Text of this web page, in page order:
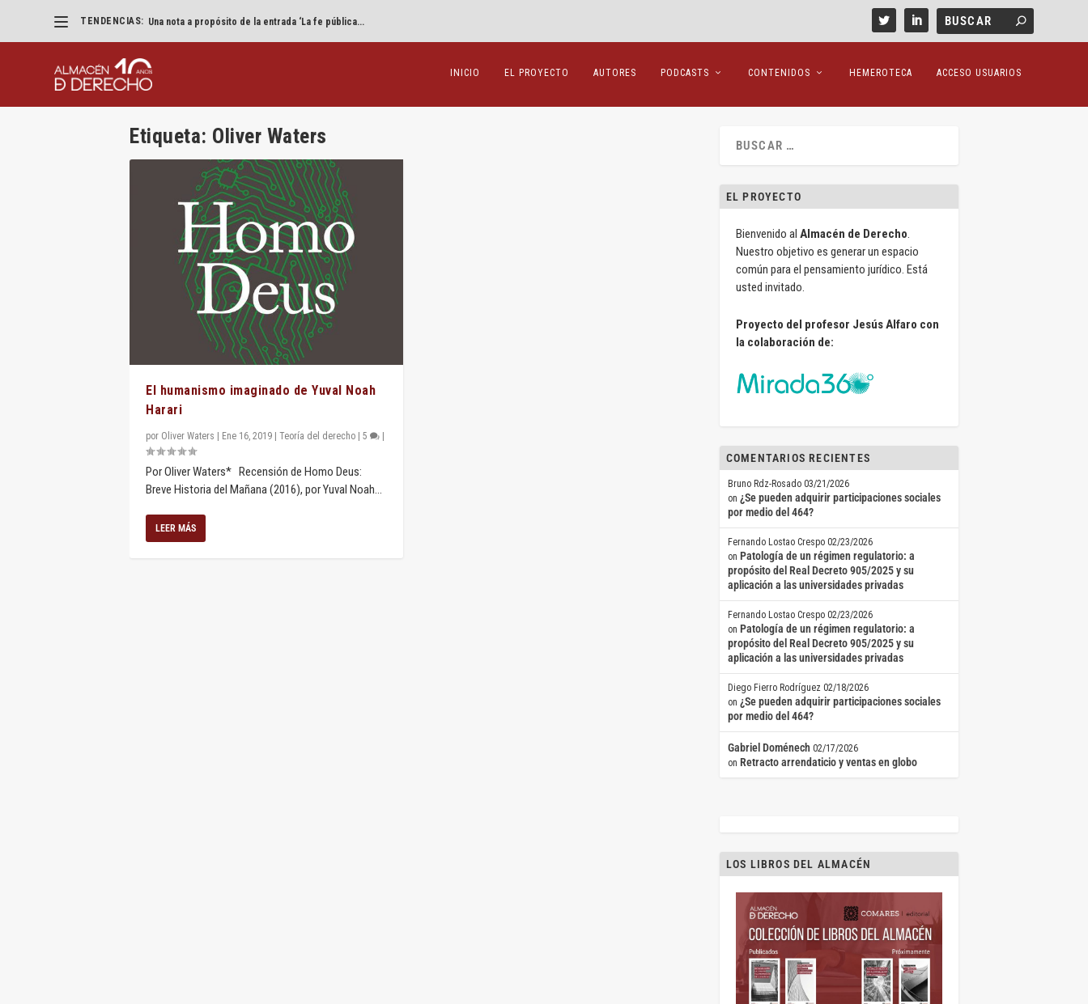
TENDENCIAS: Una nota a propósito de la entrada ‘La fe pública...
INICIO EL PROYECTO AUTORES PODCASTS CONTENIDOS HEMEROTECA ACCESO USUARIOS
Etiqueta: Oliver Waters
El humanismo imaginado de Yuval Noah
Harari
por Oliver Waters Ene 16, 2019 Teoría del derecho 5
Por Oliver Waters* Recensión de Homo Deus:
Breve Historia del Mañana (2016), por Yuval Noah...
LEER MÁS
EL PROYECTO
Bienvenido al Almacén de Derecho.
Nuestro objetivo es generar un espacio
común para el pensamiento jurídico. Está
usted invitado.
Proyecto del profesor Jesús Alfaro con
la colaboración de:
COMENTARIOS RECIENTES
Bruno Rdz-Rosado 03/21/2026
on ¿Se pueden adquirir participaciones sociales
por medio del 464?
Fernando Lostao Crespo 02/23/2026
on Patología de un régimen regulatorio: a
propósito del Real Decreto 905/2025 y su
aplicación a las universidades privadas
Fernando Lostao Crespo 02/23/2026
on Patología de un régimen regulatorio: a
propósito del Real Decreto 905/2025 y su
aplicación a las universidades privadas
Diego Fierro Rodríguez 02/18/2026
on ¿Se pueden adquirir participaciones sociales
por medio del 464?
Gabriel Doménech 02/17/2026
on Retracto arrendaticio y ventas en globo
LOS LIBROS DEL ALMACÉN